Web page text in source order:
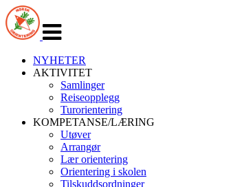
navigasjon
NYHETER
AKTIVITET
Samlinger
Reiseopplegg
Turorientering
KOMPETANSE/LÆRING
Utøver
Arrangør
Lær orientering
Orientering i skolen
Tilskuddsordninger